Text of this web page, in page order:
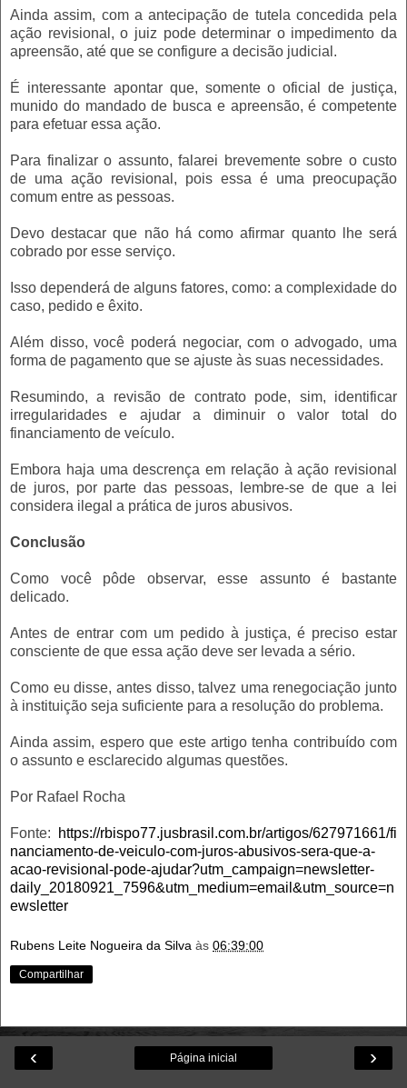
Ainda assim, com a antecipação de tutela concedida pela
ação revisional, o juiz pode determinar o impedimento da
apreensão, até que se configure a decisão judicial.
É interessante apontar que, somente o oficial de justiça,
munido do mandado de busca e apreensão, é competente
para efetuar essa ação.
Para finalizar o assunto, falarei brevemente sobre o custo
de uma ação revisional, pois essa é uma preocupação
comum entre as pessoas.
Devo destacar que não há como afirmar quanto lhe será
cobrado por esse serviço.
Isso dependerá de alguns fatores, como: a complexidade do
caso, pedido e êxito.
Além disso, você poderá negociar, com o advogado, uma
forma de pagamento que se ajuste às suas necessidades.
Resumindo, a revisão de contrato pode, sim, identificar
irregularidades e ajudar a diminuir o valor total do
financiamento de veículo.
Embora haja uma descrença em relação à ação revisional
de juros, por parte das pessoas, lembre-se de que a lei
considera ilegal a prática de juros abusivos.
Conclusão
Como você pôde observar, esse assunto é bastante
delicado.
Antes de entrar com um pedido à justiça, é preciso estar
consciente de que essa ação deve ser levada a sério.
Como eu disse, antes disso, talvez uma renegociação junto
à instituição seja suficiente para a resolução do problema.
Ainda assim, espero que este artigo tenha contribuído com
o assunto e esclarecido algumas questões.
Por Rafael Rocha
Fonte:
https://rbispo77.jusbrasil.com.br/artigos/627971661/fi
nanciamento-de-veiculo-com-juros-abusivos-sera-que-a-
acao-revisional-pode-ajudar?utm_campaign=newsletter-
daily_20180921_7596&utm_medium=email&utm_source=n
ewsletter
Rubens Leite Nogueira da Silva às 06:39:00
Compartilhar
‹ ›
Página inicial